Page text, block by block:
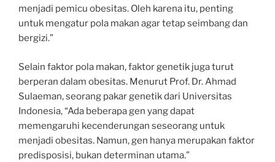
menjadi pemicu obesitas. Oleh karena itu, penting
untuk mengatur pola makan agar tetap seimbang dan
bergizi.”
Selain faktor pola makan, faktor genetik juga turut
berperan dalam obesitas. Menurut Prof. Dr. Ahmad
Sulaeman, seorang pakar genetik dari Universitas
Indonesia, “Ada beberapa gen yang dapat
memengaruhi kecenderungan seseorang untuk
menjadi obesitas. Namun, gen hanya merupakan faktor
predisposisi, bukan determinan utama.”